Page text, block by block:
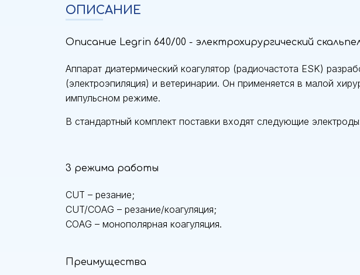
ОПИСАНИЕ
Описание Legrin 640/00 - электрохирургический
Аппарат диатермический коагулятор (радиочастота ESK)
(электроэпиляция) и ветеринарии. Он применяется в малой
импульсном режиме.
В стандартный комплект поставки входят следующие
3 режима работы
CUT – резание;
CUT/COAG – резание/коагуляция;
COAG – монополярная коагуляция.
Преимущества